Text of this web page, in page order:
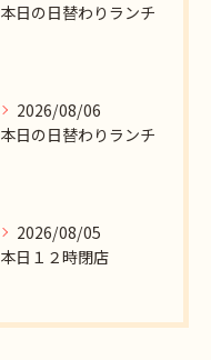
本日の日替わりランチ
2026/08/06
本日の日替わりランチ
2026/08/05
本日１２時閉店